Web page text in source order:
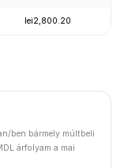
lei2,800.20 -
ben bármely múltbeli
árfolyam a mai